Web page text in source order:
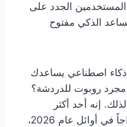
المستخدمين الجدد على
الذكي مفتوح
اصطناعي يساعدك
مجرد روبوت للدردشة؟
إنه أحد أكثر
المشاريع مفتوحة المصدر رواجاً في أوائل عام 2026،